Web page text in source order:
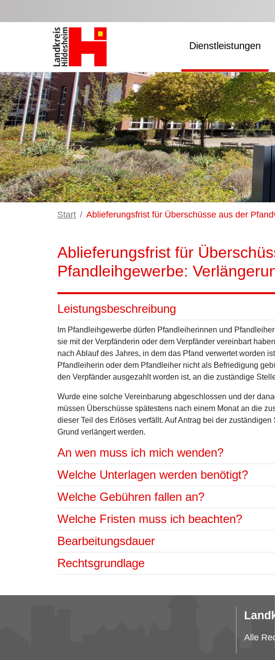
Dienstleistungen
Start Ablieferungsfrist für Überschüsse aus der
Ablieferungsfrist für
Pfandleihgewerbe:
Leistungsbeschreibung
Im Pfandleihgewerbe dürfen Pfandleiherinnen und
sie mit der Verpfänderin oder dem Verpfänder vereinbart
nach Ablauf des Jahres, in dem das Pfand verwertet worden
Pfandleiherin oder dem Pfandleiher nicht als Befriedigung
den Verpfänder ausgezahlt worden ist, an die zuständige
Wurde eine solche Vereinbarung abgeschlossen und der
müssen Überschüsse spätestens nach einem Monat an die
dieser Teil des Erlöses verfällt. Auf Antrag bei der
Grund verlängert werden.
An wen muss ich mich wenden?
Welche Unterlagen werden benötigt?
Welche Gebühren fallen an?
Welche Fristen muss ich beachten?
Bearbeitungsdauer
Rechtsgrundlage
Alle